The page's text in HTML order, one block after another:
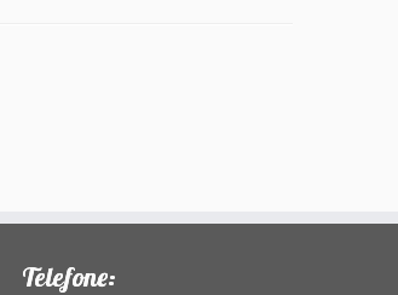
Telefone: